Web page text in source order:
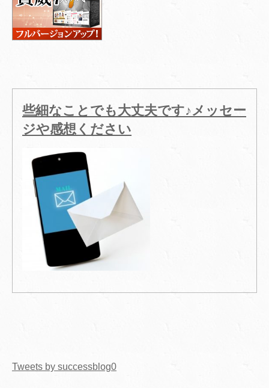
些細なことでも大丈夫です♪メッセー
ジや感想ください
Tweets by successblog0